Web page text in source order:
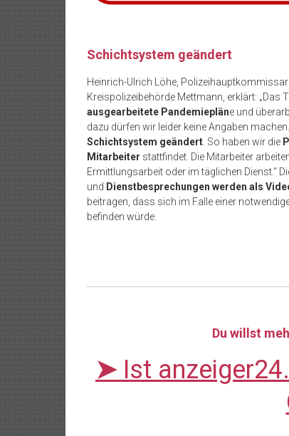
Schichtsystem geändert
Heinrich-Ulrich Löhe,
Kreispolizeibehörde Mettmann, erklärt: „Das
ausgearbeitete Pandemiepläne und
dazu dürfen wir leider keine Angaben
Schichtsystem geändert . So haben wir die
Mitarbeiter stattfindet. Die Mitarbeiter
Ermittlungsarbeit oder im täglichen Dienst.“
und Dienstbesprechungen werden als
beitragen, dass sich im Falle einer
befinden würde.
Du willst
➤ Ist